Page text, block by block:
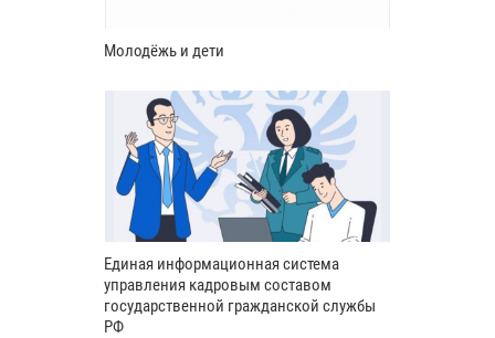
Молодёжь и дети
Единая информационная система
управления кадровым составом
государственной гражданской службы
РФ